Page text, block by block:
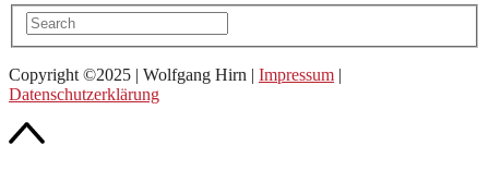
Copyright ©2025 | Wolfgang Hirn | Impressum |
Datenschutzerklärung